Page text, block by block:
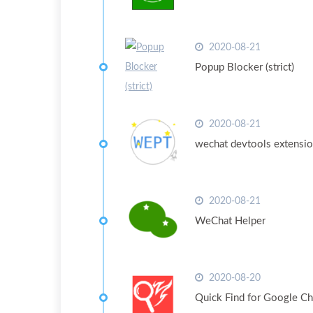
2020-08-21
Popup Blocker (strict)
2020-08-21
wechat devtools
2020-08-21
WeChat Helper
2020-08-20
Quick Find for Google